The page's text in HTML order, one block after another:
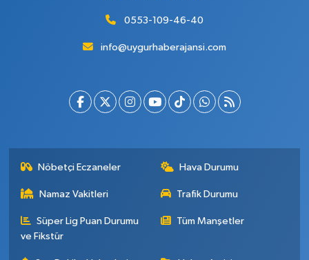
0553-109-46-40
info@uygurhaberajansi.com
Nöbetçi Eczaneler Hava Durumu
Namaz Vakitleri Trafik Durumu
Süper Lig Puan Durumu
ve Fikstür
Tüm Manşetler